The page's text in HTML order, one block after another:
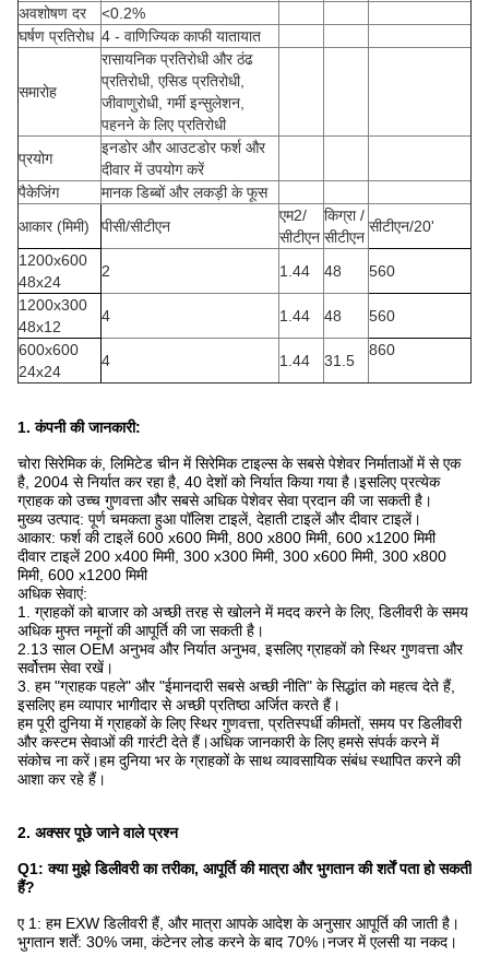
अवशोषण दर
<0.2%
घर्षण प्रतिरोध 4 - वाणिज्यिक काफी यातायात
समारोह
रासायनिक प्रतिरोधी और ठंढ
प्रतिरोधी, एसिड प्रतिरोधी,
जीवाणुरोधी, गर्मी इन्सुलेशन,
पहनने के लिए प्रतिरोधी
प्रयोग
इनडोर और आउटडोर फर्श और
दीवार में उपयोग करें
पैकेजिंग
मानक डिब्बों और लकड़ी के फूस
आकार (मिमी)
पीसी/सीटीएन
एम2/
सीटीएन
किग्रा /
सीटीएन
सीटीएन/20'
1200x600
48x24
2 1.44 48
560
1200x300
48x12
4 1.44 48
560
600x600
24x24
4 1.44 31.5
860
1. कंपनी की जानकारी:
चोरा सिरेमिक कं, लिमिटेड चीन में सिरेमिक टाइल्स के सबसे पेशेवर निर्माताओं में से एक
है, 2004 से निर्यात कर रहा है, 40 देशों को निर्यात किया गया है।इसलिए प्रत्येक
ग्राहक को उच्च गुणवत्ता और सबसे अधिक पेशेवर सेवा प्रदान की जा सकती है।
मुख्य उत्पाद: पूर्ण चमकता हुआ पॉलिश टाइलें, देहाती टाइलें और दीवार टाइलें।
आकार: फर्श की टाइलें 600 x600 मिमी, 800 x800 मिमी, 600 x1200 मिमी
दीवार टाइलें 200 x400 मिमी, 300 x300 मिमी, 300 x600 मिमी, 300 x800
मिमी, 600 x1200 मिमी
अधिक सेवाएं:
1. ग्राहकों को बाजार को अच्छी तरह से खोलने में मदद करने के लिए, डिलीवरी के समय
अधिक मुफ्त नमूनों की आपूर्ति की जा सकती है।
2.13 साल OEM अनुभव और निर्यात अनुभव, इसलिए ग्राहकों को स्थिर गुणवत्ता और
सर्वोत्तम सेवा रखें।
3. हम "ग्राहक पहले" और "ईमानदारी सबसे अच्छी नीति" के सिद्धांत को महत्व देते हैं,
इसलिए हम व्यापार भागीदार से अच्छी प्रतिष्ठा अर्जित करते हैं।
हम पूरी दुनिया में ग्राहकों के लिए स्थिर गुणवत्ता, प्रतिस्पर्धी कीमतों, समय पर डिलीवरी
और कस्टम सेवाओं की गारंटी देते हैं।अधिक जानकारी के लिए हमसे संपर्क करने में
संकोच ना करें।हम दुनिया भर के ग्राहकों के साथ व्यावसायिक संबंध स्थापित करने की
आशा कर रहे हैं।
2. अक्सर पूछे जाने वाले प्रश्न
Q1: क्या मुझे डिलीवरी का तरीका, आपूर्ति की मात्रा और भुगतान की शर्तें पता हो सकती
हैं?
ए 1: हम EXW डिलीवरी हैं, और मात्रा आपके आदेश के अनुसार आपूर्ति की जाती है।
भुगतान शर्तें: 30% जमा, कंटेनर लोड करने के बाद 70%।नजर में एलसी या नकद।